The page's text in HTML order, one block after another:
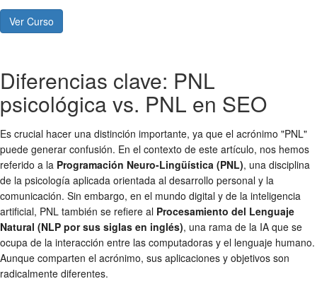
Ver Curso
Diferencias clave: PNL
psicológica vs. PNL en SEO
Es crucial hacer una distinción importante, ya que el acrónimo "PNL"
puede generar confusión. En el contexto de este artículo, nos hemos
referido a la Programación Neuro-Lingüística (PNL), una disciplina
de la psicología aplicada orientada al desarrollo personal y la
comunicación. Sin embargo, en el mundo digital y de la inteligencia
artificial, PNL también se refiere al Procesamiento del Lenguaje
Natural (NLP por sus siglas en inglés), una rama de la IA que se
ocupa de la interacción entre las computadoras y el lenguaje humano.
Aunque comparten el acrónimo, sus aplicaciones y objetivos son
radicalmente diferentes.